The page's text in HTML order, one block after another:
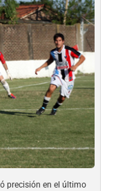
precisión en el último